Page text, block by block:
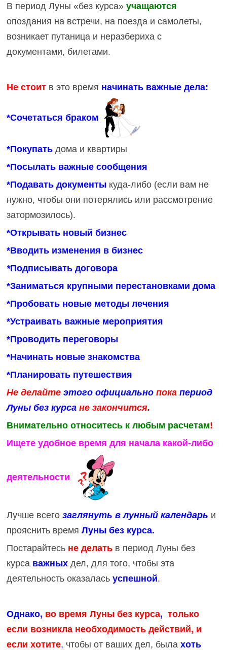
В период Луны «без курса» учащаются
опоздания на встречи, на поезда и самолеты,
возникает путаница и неразбериха с
документами, билетами.
Не стоит в это время начинать важные дела:
*Сочетаться браком
*Покупатьдома и квартиры
*Посылать важные сообщения
*Подавать документыкуда-либо (если вам не
нужно, чтобы они потерялись или рассмотрение
затормозилось).
*Открывать новый бизнес
*Вводить изменения в бизнес
*Подписывать договора
*Заниматься крупными перестановками дома
*Пробовать новые методы лечения
*Устраивать важные мероприятия
*Проводить переговоры
*Начинать новые знакомства
*Планировать путешествия
Не делайтеэтого официально покапериод
Луны без курса не закончится.
Внимательно относитесь к любым расчетам!
Ищете удобное время для начала какой-либо
деятельности
Лучше всего заглянуть в лунный календарь и
прояснить время Луны без курса.
Постарайтесь не делатьв период Луны без
курса важных дел, для того, чтобы эта
деятельность оказаласьуспешной.
Однако, во время Луны без курса, только
если возникла необходимость действий, и
если хотите, чтобы от ваших дел, была хоть